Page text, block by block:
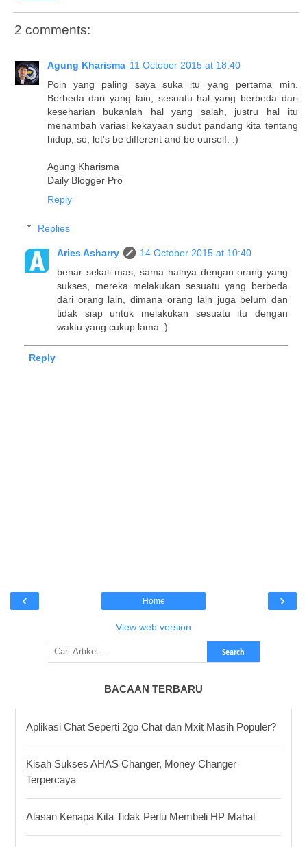
2 comments:
Agung Kharisma 11 October 2015 at 18:40
Poin yang paling saya suka itu yang pertama min.
Berbeda dari yang lain, sesuatu hal yang berbeda dari
keseharian bukanlah hal yang salah, justru hal itu
menambah variasi kekayaan sudut pandang kita tentang
hidup, so, let's be different and be ourself. :)
Agung Kharisma
Daily Blogger Pro
Reply
Replies
Aries Asharry
14 October 2015 at 10:40
benar sekali mas, sama halnya dengan orang yang
sukses, mereka melakukan sesuatu yang berbeda
dari orang lain, dimana orang lain juga belum dan
tidak siap untuk melakukan sesuatu itu dengan
waktu yang cukup lama :)
Reply
‹ ›
Home
View web version
Search
BACAAN TERBARU
Aplikasi Chat Seperti 2go Chat dan Mxit Masih Populer?
Kisah Sukses AHAS Changer, Money Changer
Terpercaya
Alasan Kenapa Kita Tidak Perlu Membeli HP Mahal